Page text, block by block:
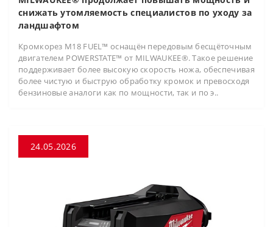
снижать утомляемость специалистов по уходу за
ландшафтом
Кромкорез M18 FUEL™ оснащён передовым бесщёточным
двигателем POWERSTATE™ от MILWAUKEE®. Такое решение
поддерживает более высокую скорость ножа, обеспечивая
более чистую и быструю обработку кромок и превосходя
бензиновые аналоги как по мощности, так и по э..
24.05.2026